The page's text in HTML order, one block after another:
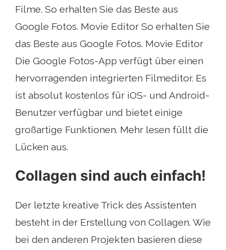
Filme. So erhalten Sie das Beste aus
Google Fotos. Movie Editor So erhalten Sie
das Beste aus Google Fotos. Movie Editor
Die Google Fotos-App verfügt über einen
hervorragenden integrierten Filmeditor. Es
ist absolut kostenlos für iOS- und Android-
Benutzer verfügbar und bietet einige
großartige Funktionen. Mehr lesen füllt die
Lücken aus.
Collagen sind auch einfach!
Der letzte kreative Trick des Assistenten
besteht in der Erstellung von Collagen. Wie
bei den anderen Projekten basieren diese